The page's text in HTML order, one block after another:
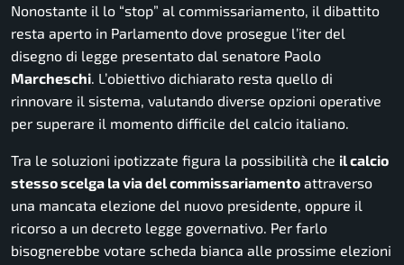
Nonostante il lo “stop” al commissariamento, il dibattito
resta aperto in Parlamento dove prosegue l’iter del
disegno di legge presentato dal senatore Paolo
Marcheschi . L’obiettivo dichiarato resta quello di
rinnovare il sistema, valutando diverse opzioni operative
per superare il momento difficile del calcio italiano.
Tra le soluzioni ipotizzate figura la possibilità che il calcio
stesso scelga la via del commissariamento attraverso
una mancata elezione del nuovo presidente, oppure il
ricorso a un decreto legge governativo. Per farlo
bisognerebbe votare scheda bianca alle prossime elezioni